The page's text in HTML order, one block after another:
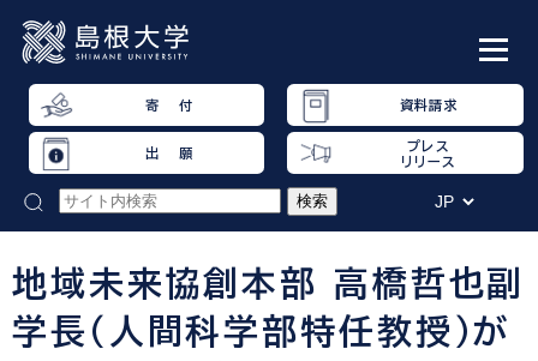
寄 付 資料請求
出 願
プレス
リリース
地域未来協創本部 高橋哲也副
学長（人間科学部特任教授）が